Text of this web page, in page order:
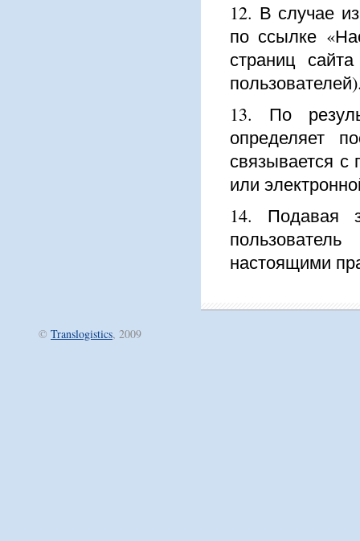
12. В случае
по ссылке
страниц
13. По
определяет
связывается с
или
14. Подавая
настоящими
© Translogistics, 2009